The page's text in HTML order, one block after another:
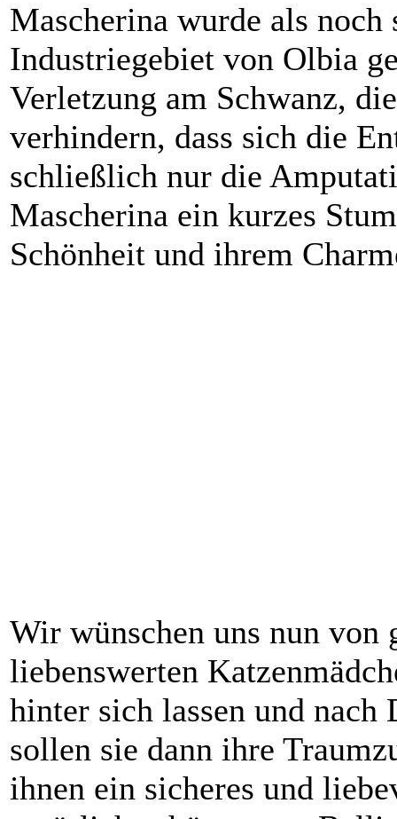
Mascherina wurde als
Industriegebiet von Olbia
Verletzung am Schwanz,
verhindern, dass sich die
schließlich nur die
Mascherina ein kurzes
Schönheit und ihrem
Wir wünschen uns nun von
liebenswerten
hinter sich lassen und nach
sollen sie dann ihre
ihnen ein sicheres und